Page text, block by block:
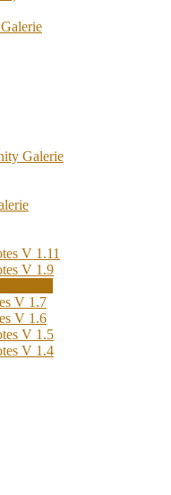
Galerie
V 1.11
V 1.9
V 1.7
V 1.6
V 1.5
V 1.4